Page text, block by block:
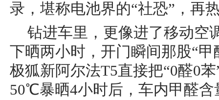
录，堪称电池界的“社恐”，再
钻进车里，更像进了移动空
下晒两小时，开门瞬间那股“
极狐新阿尔法T5直接把“0醛0
50℃暴晒4小时后，车内甲醛含